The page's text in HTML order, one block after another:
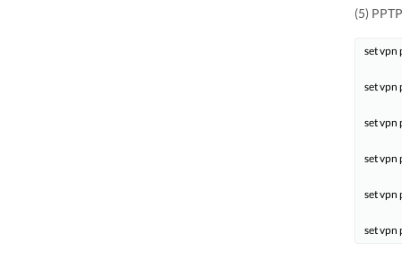
(5)
set vpn
set vpn
set vpn
set vpn
set vpn